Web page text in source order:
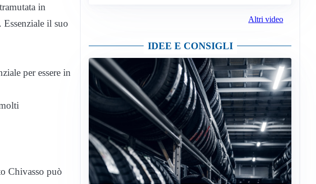
in
il suo
per essere in
Chivasso può
Altri video
IDEE E CONSIGLI